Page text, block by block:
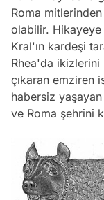
Roma
olabilir. Hikayeye
Kral'ın kardeşi
Rhea'da ikizlerini
çıkaran emziren
habersiz
ve Roma şehrini